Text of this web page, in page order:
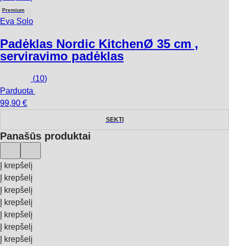
Premium
Eva Solo
Padėklas Nordic KitchenØ 35 cm ,
serviravimo padėklas
(10)
Parduota
99,90 €
SEKTI
Panašūs produktai
Į krepšelį
Į krepšelį
Į krepšelį
Į krepšelį
Į krepšelį
Į krepšelį
Į krepšelį